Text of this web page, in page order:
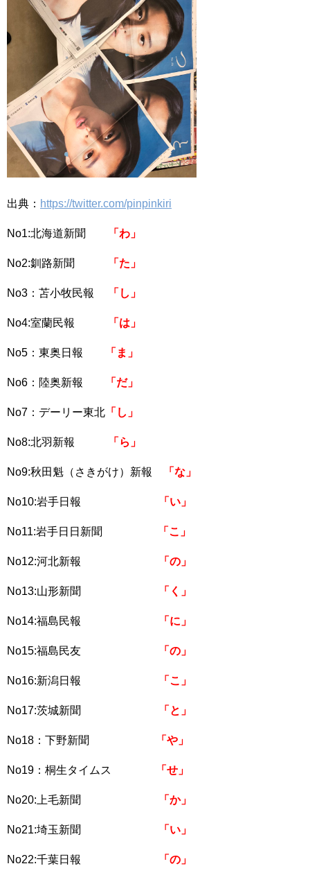
出典： https://twitter.com/pinpinkiri
No1:北海道新聞 「わ」
No2:釧路新聞 「た」
No3：苫小牧民報 「し」
No4:室蘭民報 「は」
No5：東奥日報 「ま」
No6：陸奥新報 「だ」
No7：デーリー東北 「し」
No8:北羽新報 「ら」
No9:秋田魁（さきがけ）新報 「な」
No10:岩手日報 「い」
No11:岩手日日新聞 「こ」
No12:河北新報 「の」
No13:山形新聞 「く」
No14:福島民報 「に」
No15:福島民友 「の」
No16:新潟日報 「こ」
No17:茨城新聞 「と」
No18：下野新聞 「や」
No19：桐生タイムス 「せ」
No20:上毛新聞 「か」
No21:埼玉新聞 「い」
No22:千葉日報 「の」